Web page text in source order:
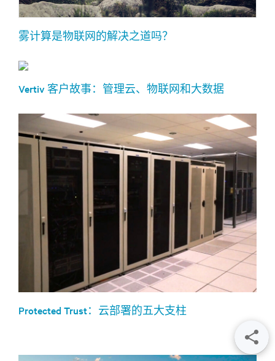
雾计算是物联网的解决之道吗？
Vertiv 客户故事：管理云、物联网和大数据
Protected Trust：云部署的五大支柱